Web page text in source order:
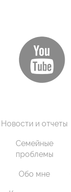
Новости и отчеты
Семейные
проблемы
Обо мне